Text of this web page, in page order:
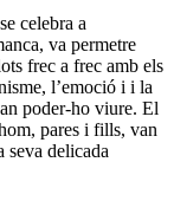
celebra a
va permetre
frec a frec amb els
l’emoció i i la
poder-ho viure. El
pares i fills, van
seva delicada